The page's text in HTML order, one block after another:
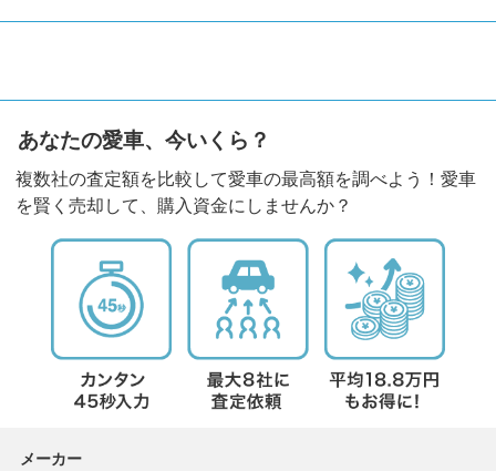
あなたの愛車、今いくら？
複数社の査定額を比較して愛車の最高額を調べよう！愛車
を賢く売却して、購入資金にしませんか？
メーカー